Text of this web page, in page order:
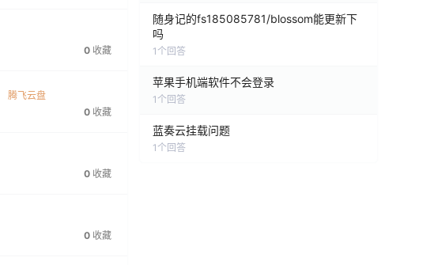
0 收藏
腾飞云盘
0 收藏
0 收藏
0 收藏
随身记的fs185085781/blossom能更新下
吗
1 个回答
苹果手机端软件不会登录
1 个回答
蓝奏云挂载问题
1 个回答